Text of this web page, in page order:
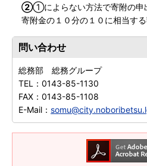
②①によらない方法で寄附の申
寄附金の１０分の１０に相当す
問い合わせ
総務部 総務グループ
TEL： 0143-85-1130
FAX： 0143-85-1108
E-Mail：